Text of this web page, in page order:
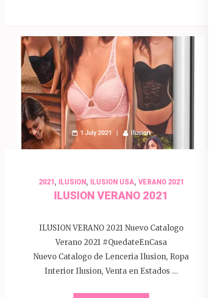
1 July 2021 Ilusion
2021, ILUSION, ILUSION USA, VERANO 2021
ILUSION VERANO 2021
ILUSION VERANO 2021 Nuevo Catalogo
Verano 2021 #QuedateEnCasa
Nuevo Catalogo de Lenceria Ilusion, Ropa
Interior Ilusion, Venta en Estados …